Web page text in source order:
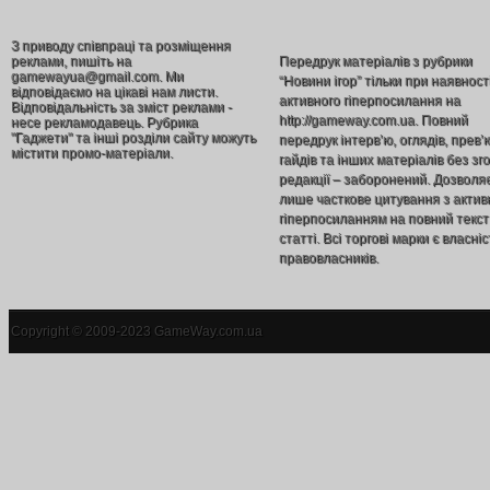
З приводу співпраці та розміщення
реклами, пишіть на
gamewayua@gmail.com. Ми
відповідаємо на цікаві нам листи.
Відповідальність за зміст реклами -
несе рекламодавець. Рубрика
"Гаджети" та інші розділи сайту можуть
містити промо-матеріали.
Передрук матеріалів з рубрики
“Новини ігор” тільки при
активного гіперпосилання на
http://gameway.com.ua. Повний
передрук інтерв’ю, оглядів,
гайдів та інших матеріалів без
редакції – заборонений.
лише часткове цитування з
гіперпосиланням на повний текст
статті. Всі торгові марки є
правовласників.
Copyright © 2009-2023 GameWay.com.ua